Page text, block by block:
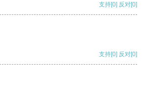
支持[0] 反对[0]
支持[0] 反对[0]